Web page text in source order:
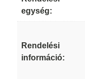
egység:
Rendelési
információ: